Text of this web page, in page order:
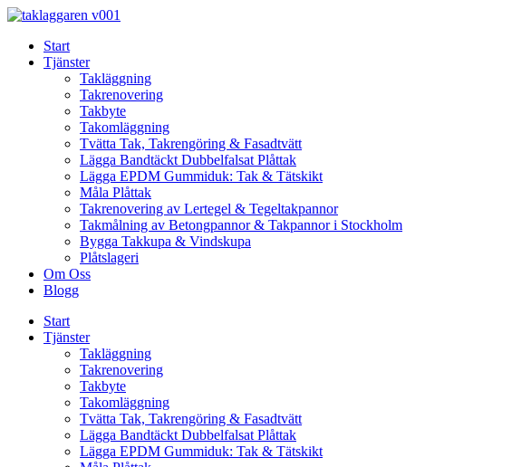
Skip
contentStart
Tjänster
Takläggning
Takrenovering
Takbyte
Takomläggning
Tvätta Tak, Takrengöring & Fasadtvätt
Lägga Bandtäckt Dubbelfalsat Plåttak
Lägga EPDM Gummiduk: Tak & Tätskikt
Måla Plåttak
Takrenovering av Lertegel & Tegeltakpannor
Takmålning av Betongpannor & Takpannor i Stockholm
Bygga Takkupa & Vindskupa
Plåtslageri
Om Oss
Blogg
Start
Tjänster
Takläggning
Takrenovering
Takbyte
Takomläggning
Tvätta Tak, Takrengöring & Fasadtvätt
Lägga Bandtäckt Dubbelfalsat Plåttak
Lägga EPDM Gummiduk: Tak & Tätskikt